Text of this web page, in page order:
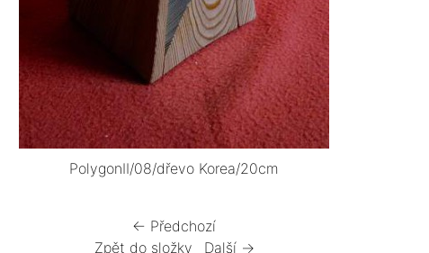
PolygonII/08/dřevo Korea/20cm
← Předchozí
Zpět do složky
Další →